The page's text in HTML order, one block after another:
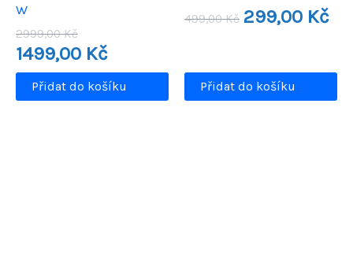
W
2999,00KčPůvodní
cena
byla:
2999,00 Kč.
1499,00 Kč
je:
1499,00 Kč.
Přidat do košíku
499,00Kč
Původní
cena
299,00 Kč
Přidat do košíku